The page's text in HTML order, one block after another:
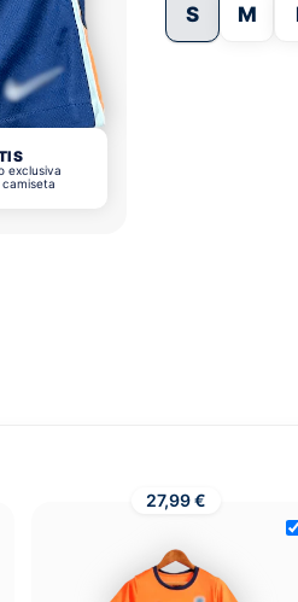
exclusiva
camiseta
S M
27,99 €